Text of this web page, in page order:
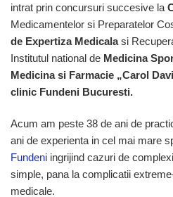
intrat prin concursuri succesive la
Medicamentelor si Preparatelor
de Expertiza Medicalasi
Institutul national de Medicina
Medicina si Farmacie „Carol
clinic Fundeni Bucuresti.
Acum am peste 38 de ani de
ani de experienta in cel mai mare
Fundeni ingrijind cazuri de
simple, pana la complicatii
medicale.